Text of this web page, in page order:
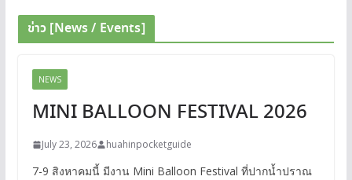
ข่าว [News / Events]
NEWS
MINI BALLOON FESTIVAL 2026
July 23, 2026 huahinpocketguide
7-9 สิงหาคมนี้ มีงาน Mini Balloon Festival ที่ปากน้ำปราณ